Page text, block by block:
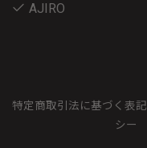
AJIRO
特定商取引法に基づく表記
シー